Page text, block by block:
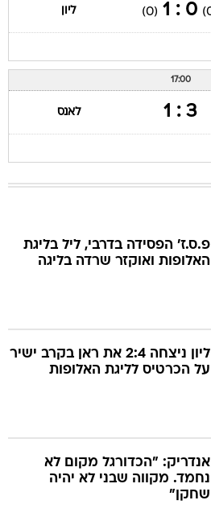
0 : 1
(0) ליון
17:00
3 : 1 לאנס
פ.ס.ז' הפסידה בדרבי, ליל בליגת
האלופות ואוקזר שרדה בליגה
ליון ניצחה 2:4 את ראן בקרב ישיר
על הכרטיס לליגת האלופות
אנדריק: "הכדורגל מקום לא
נחמד. מקווה שבני לא יהיה
שחקן"